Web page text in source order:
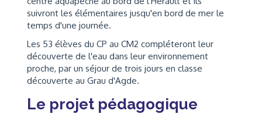
suivront les élémentaires jusqu'en bord de mer le
temps d'une journée.
Les 53 élèves du CP au CM2 compléteront leur
découverte de l'eau dans leur environnement
proche, par un séjour de trois jours en classe
découverte au Grau d'Agde.
Le projet pédagogique